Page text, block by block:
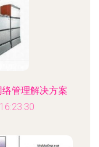
管理解决方案